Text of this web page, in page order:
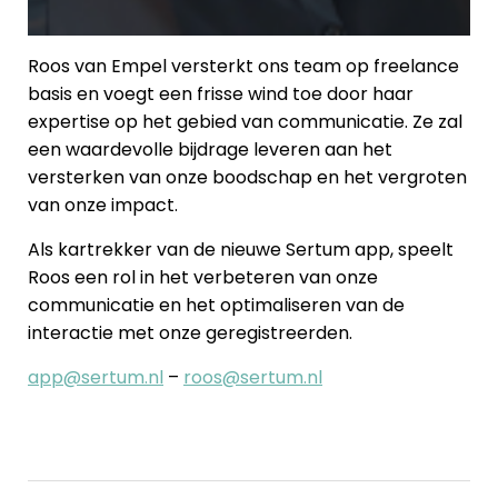
Roos van Empel versterkt ons team op freelance
basis en voegt een frisse wind toe door haar
expertise op het gebied van communicatie. Ze zal
een waardevolle bijdrage leveren aan het
versterken van onze boodschap en het vergroten
van onze impact.
Als kartrekker van de nieuwe Sertum app, speelt
Roos een rol in het verbeteren van onze
communicatie en het optimaliseren van de
interactie met onze geregistreerden.
app@sertum.nl – roos@sertum.nl